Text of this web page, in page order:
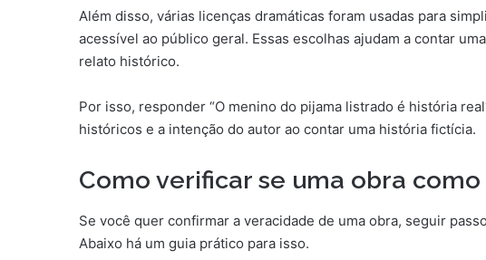
Além disso, várias licenças dramáticas foram usadas para
acessível ao público geral. Essas escolhas ajudam a contar
relato histórico.
Por isso, responder “O menino do pijama listrado é história
históricos e a intenção do autor ao contar uma história fictícia.
Como verificar se uma obra
Se você quer confirmar a veracidade de uma obra, seguir
Abaixo há um guia prático para isso.